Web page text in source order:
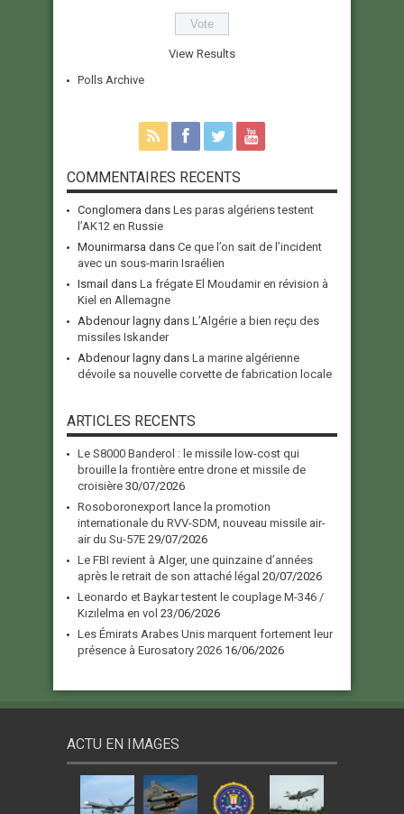
View Results
Polls Archive
COMMENTAIRES RECENTS
Conglomera dans Les paras algériens testent
l’AK12 en Russie
Mounirmarsa dans Ce que l’on sait de l’incident
avec un sous-marin Israélien
Ismail dans La frégate El Moudamir en révision à
Kiel en Allemagne
Abdenour lagny dans L’Algérie a bien reçu des
missiles Iskander
Abdenour lagny dans La marine algérienne
dévoile sa nouvelle corvette de fabrication locale
ARTICLES RECENTS
Le S8000 Banderol : le missile low-cost qui
brouille la frontière entre drone et missile de
croisière 30/07/2026
Rosoboronexport lance la promotion
internationale du RVV-SDM, nouveau missile air-
air du Su-57E 29/07/2026
Le FBI revient à Alger, une quinzaine d’années
après le retrait de son attaché légal 20/07/2026
Leonardo et Baykar testent le couplage M-346 /
Kızılelma en vol 23/06/2026
Les Émirats Arabes Unis marquent fortement leur
présence à Eurosatory 2026 16/06/2026
ACTU EN IMAGES